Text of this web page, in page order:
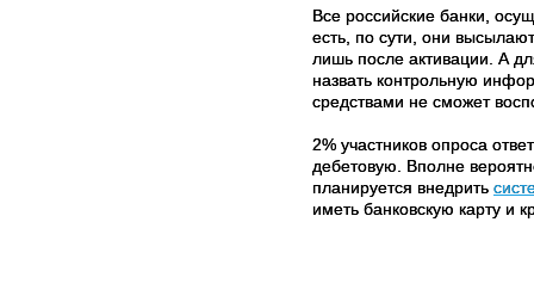
Все российские банки,
есть, по сути, они
лишь после активации. А
назвать контрольную
средствами не сможет
2% участников опроса
дебетовую. Вполне
планируется внедрить
иметь банковскую карту и